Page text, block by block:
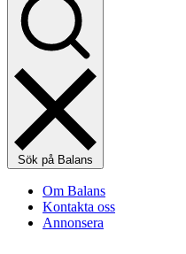
Sök på Balans
Om Balans
Kontakta oss
Annonsera